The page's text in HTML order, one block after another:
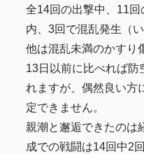
全14回の出撃中、11回
内、3回で混乱発生（
他は混乱未満のかすり
13日以前に比べれば防
れますが、偶然良い方
定できません。
親潮と邂逅できたのは
成での戦闘は14回中2